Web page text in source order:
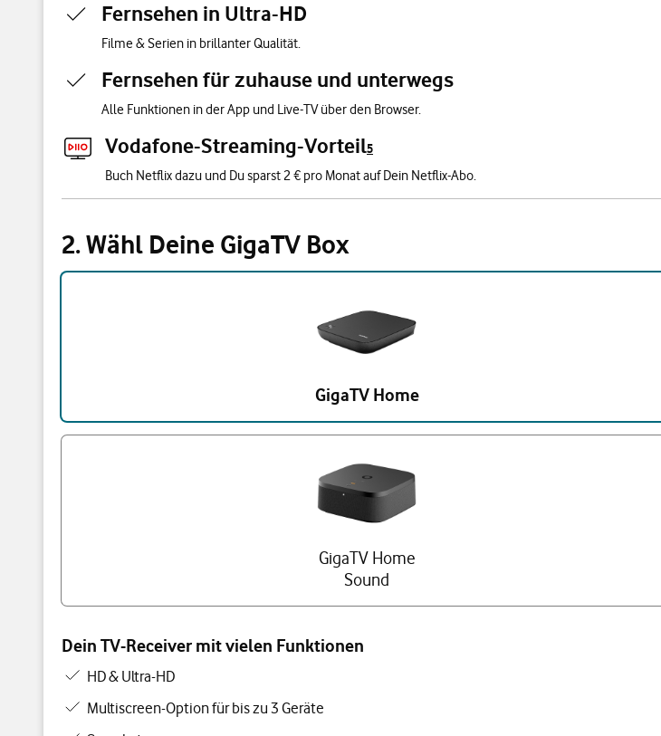
Fernsehen in Ultra-HD
Filme & Serien in brillanter Qualität.
Fernsehen für zuhause und unterwegs
Alle Funktionen in der App und Live-TV über den Browser.
Vodafone-Streaming-Vorteil5
Buch Netflix dazu und Du sparst 2 € pro Monat auf Dein Netflix-Abo.
2. Wähl Deine GigaTV Box
GigaTV Home
GigaTV Home
Sound
Dein TV-Receiver mit vielen Funktionen
HD & Ultra-HD
Multiscreen-Option für bis zu 3 Geräte